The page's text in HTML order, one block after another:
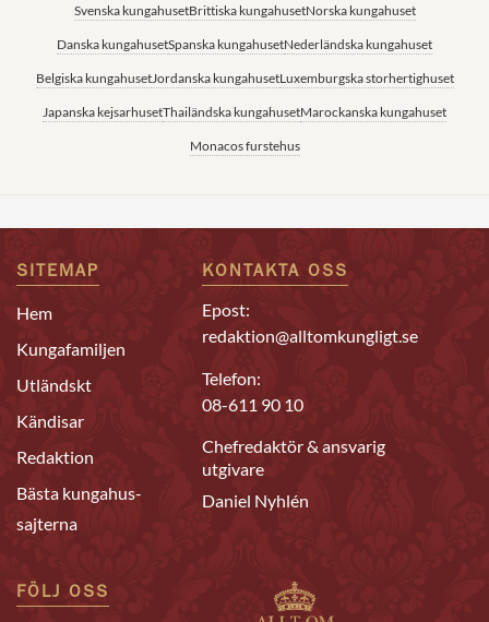
Svenska kungahusetBrittiska kungahusetNorska kungahuset
Danska kungahusetSpanska kungahusetNederländska kungahuset
Belgiska kungahusetJordanska kungahusetLuxemburgska storhertighuset
Japanska kejsarhusetThailändska kungahusetMarockanska kungahuset
Monacos furstehus
SITEMAP
Hem
Kungafamiljen
Utländskt
Kändisar
Redaktion
Bästa kungahus-
sajterna
KONTAKTA OSS
Epost:
redaktion@alltomkungligt.se
Telefon:
08-611 90 10
Chefredaktör & ansvarig
utgivare
Daniel Nyhlén
FÖLJ OSS